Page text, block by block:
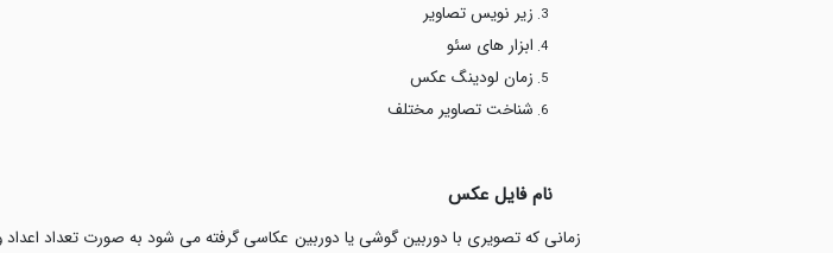
زیر نویس تصاویر
ابزار های سئو
زمان لودینگ عکس
شناخت تصاویر مختلف
نام فایل عکس
زمانی که تصویری با دوربین گوشی یا دوربین عکاسی گرفته می شود به صورت تعداد